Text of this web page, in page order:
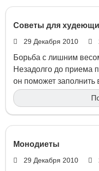
Советы для
29 Декабря 2010
Борьба с лишним
Незадолго до приема
он поможет
Монодиеты
29 Декабря 2010